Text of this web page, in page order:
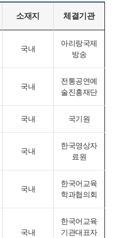
소재지 체결기관
국내
아리랑국제
방송
국내
전통공연예
술진흥재단
국내 국기원
국내
한국영상자
료원
국내
한국어교육
학과협의회
국내
한국어교육
기관대표자